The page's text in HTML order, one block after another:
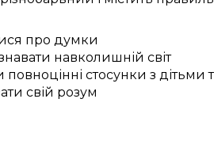
про думки
навколишній світ
повноцінні стосунки з дітьми
свій розум